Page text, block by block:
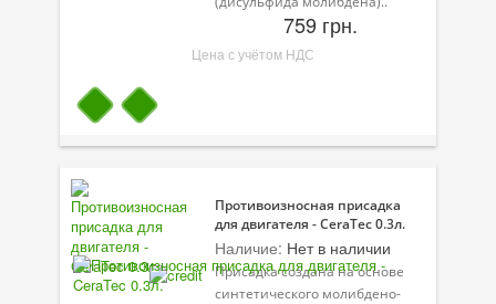
759 грн.
Цена с учётом НДС
Противоизносная присадка
для двигателя - CeraTec 0.3л.
Наличие: Нет в наличии
Присадка создана на основе
синтетического молибдено-